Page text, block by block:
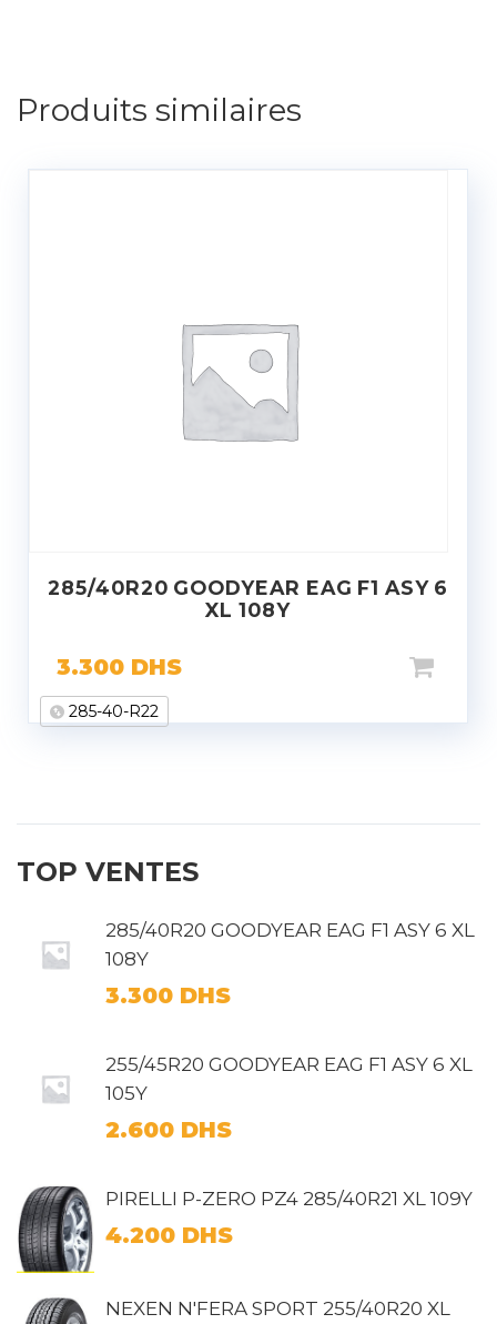
Produits similaires
285/40R20 GOODYEAR EAG F1 ASY 6
XL 108Y
3.300 DHS
285-40-R22
TOP VENTES
285/40R20 GOODYEAR EAG F1 ASY 6 XL
108Y
3.300 DHS
255/45R20 GOODYEAR EAG F1 ASY 6 XL
105Y
2.600 DHS
PIRELLI P-ZERO PZ4 285/40R21 XL 109Y
4.200 DHS
NEXEN N'FERA SPORT 255/40R20 XL